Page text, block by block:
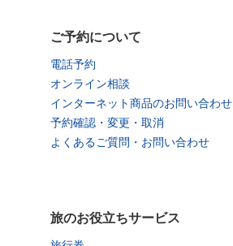
ご予約について
電話予約
オンライン相談
インターネット商品のお問い合わせ
予約確認・変更・取消
よくあるご質問・お問い合わせ
旅のお役立ちサービス